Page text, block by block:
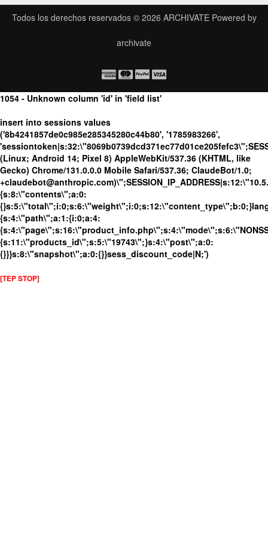
Todos los derechos reservados © 2026 ARCHIVATEPowered by
archivate
1054 - Unknown column 'id' in 'field list'
insert into sessions values
('8b4241857de0c985e285345280c44b80', '1785983266',
(Linux; Android 14; Pixel 8) AppleWebKit/537.36 (KHTML, like
Gecko) Chrome/131.0.0.0 Mobile Safari/537.36; ClaudeBot/1.0;
{s:8:\"contents\";a:0:
{s:4:\"path\";a:1:{i:0;a:4:
{s:11:\"products_id\";s:5:\"19743\";}s:4:\"post\";a:0:
{}}}s:8:\"snapshot\";a:0:{}}sess_discount_code|N;')
[TEP STOP]